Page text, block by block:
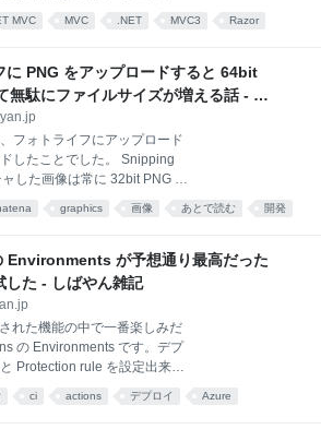
け注意。 <script> var apiKey
ョンの実装 動画アップロード
ロジックを開発 ビューの作成
装 Details アクション Create,
ト登録を実装する クライアン
ローカル環境で動作を確認
証 ルーティング定義を確認、
テーブルを確認 ASP.NE
MVC MVC .NET MVC3 Razor
に PNG をアップロードすると 64bit
無駄にファイルサイズが増える話 - し
フォトライフにアップロード
したことでした。 Snipping
した画像は常に 32bit PNG に
れてるか確認を行いました。
2017年7月4日
になった— Tatsuro
2017年7月4日 Windows のプ
な仕様あったか— Tatsuro
2017年7月4日 最初の方は
表示に問題があるのか
graphics 画像 あとで読む 開発
が予想通り最高だった
した - しばやん雑記
れた機能の中で一番楽しみだ
の Environments です。デプ
Protection rule を設定出来る
Pipelines では Approvals and
という同等の機能があります
ci actions デプロイ Azure